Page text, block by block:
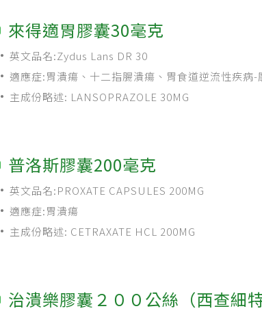
來得適胃膠囊30毫克
英文品名:Zydus Lans DR 30
適應症:胃潰瘍、十二指腸潰瘍、胃食道逆流性疾病
療，胃食道逆流性疾病之症狀治療。ZOLLINGER-
主成份略述: LANSOPRAZOLE 30MG
普洛斯膠囊200毫克
英文品名:PROXATE CAPSULES 200MG
適應症:胃潰瘍
主成份略述: CETRAXATE HCL 200MG
治潰樂膠囊２００公絲（西查細